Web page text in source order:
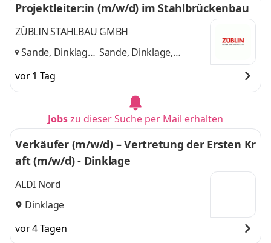
Projektleiter:in (m/w/d) im Stahlbrückenbau
ZÜBLIN STAHLBAU GMBH
Sande, Dinklage, Sande, Dinklage,
vor 1 Tag
Jobszu dieser Suche per Mail erhalten
Verkäufer (m/w/d) – Vertretung der Ersten Kr
aft (m/w/d) - Dinklage
ALDI Nord
Dinklage
vor 4 Tagen